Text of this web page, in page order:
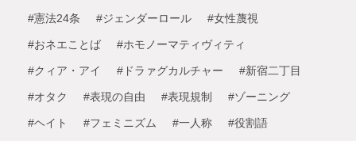
#憲法24条 #ジェンダーロール #女性蔑視
#おネエことば #ホモノーマティヴィティ
#クィア・アイ #ドラァグカルチャー #新宿二丁目
#オタク #表現の自由 #表現規制 #ゾーニング
#ヘイト #フェミニズム #一人称 #役割語